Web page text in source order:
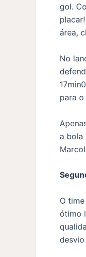
gol.
área,
No
para o
a bola
O
ótimo